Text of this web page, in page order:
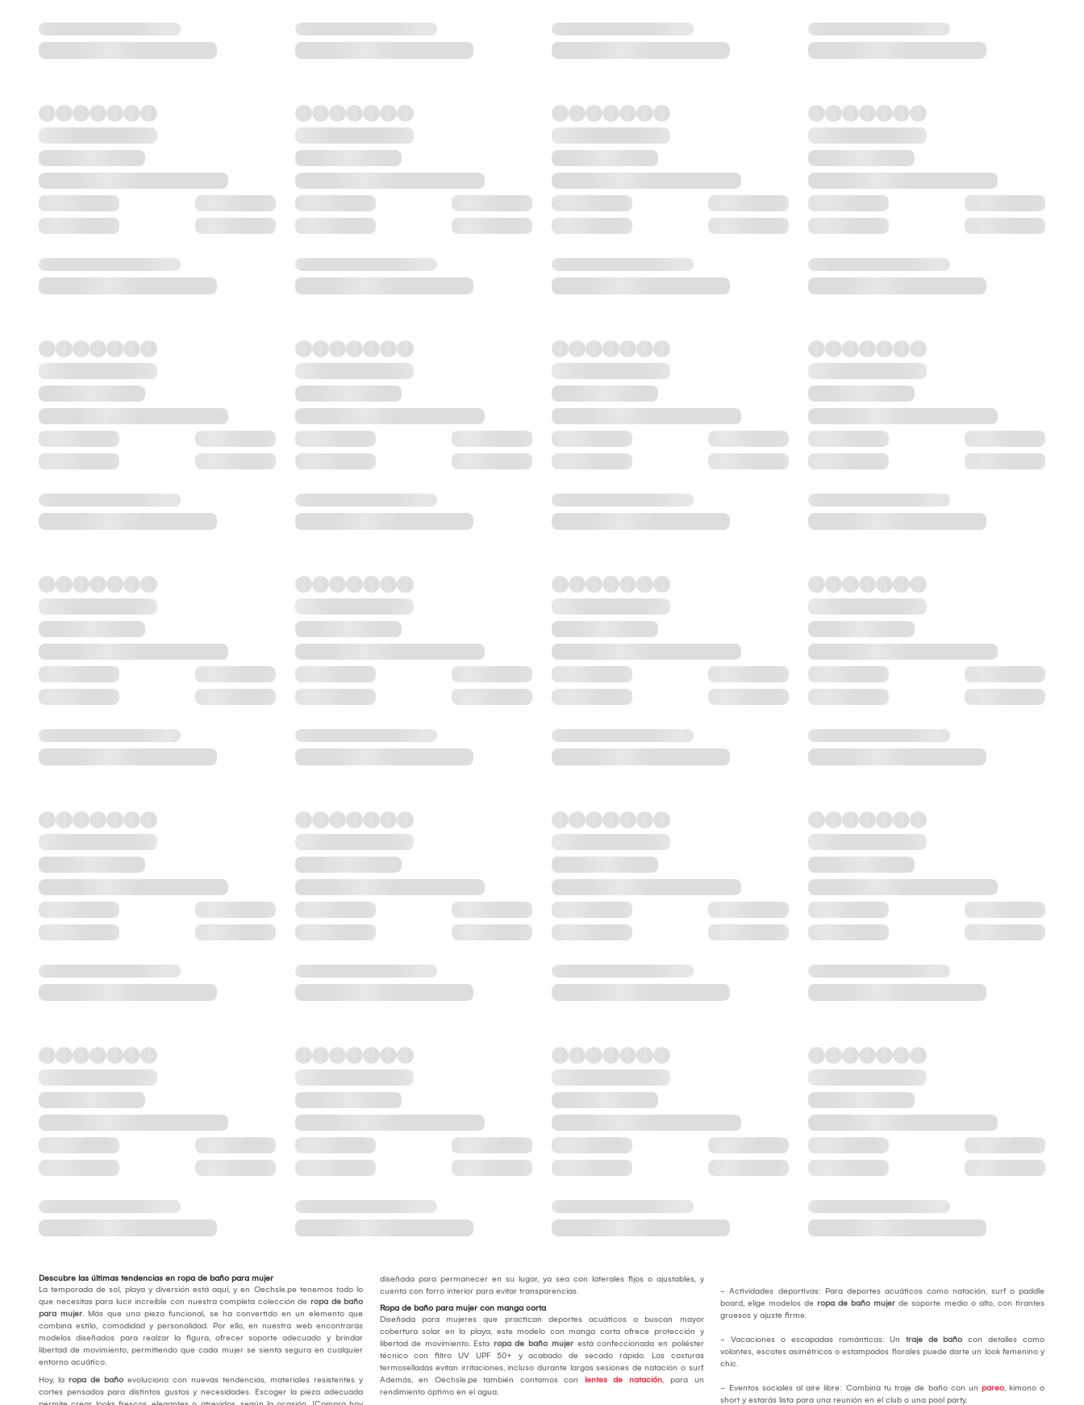
Descubre las últimas tendencias en ropa de baño para mujer
La temporada de sol, playa y diversión está aquí, y en Oechsle.pe tenemos todo lo
que necesitas para lucir increíble con nuestra completa colección de ropa de baño
para mujer. Más que una pieza funcional, se ha convertido en un elemento que
combina estilo, comodidad y personalidad. Por ello, en nuestra web encontrarás
modelos diseñados para realzar la figura, ofrecer soporte adecuado y brindar
libertad de movimiento, permitiendo que cada mujer se sienta segura en cualquier
entorno acuático.
Hoy, la ropa de baño evoluciona con nuevas tendencias, materiales resistentes y
cortes pensados para distintos gustos y necesidades. Escoger la pieza adecuada
diseñada para permanecer en su lugar, ya sea con laterales fijos o ajustables, y
cuenta con forro interior para evitar transparencias.
Ropa de baño para mujer con manga corta
Diseñada para mujeres que practican deportes acuáticos o buscan mayor
cobertura solar en la playa, este modelo con manga corta ofrece protección y
libertad de movimiento. Esta ropa de baño mujer está confeccionada en poliéster
técnico con filtro UV UPF 50+ y acabado de secado rápido. Las costuras
termoselladas evitan irritaciones, incluso durante largas sesiones de natación o surf.
Además, en Oechsle.pe también contamos con
lentes de natación, para un
rendimiento óptimo en el agua.
- Actividades deportivas: Para deportes acuáticos como natación, surf o paddle
board, elige modelos deropa de baño mujerde soporte medio o alto, con tirantes
gruesos y ajuste firme.
- Vacaciones o escapadas románticas: Untraje de baño con detalles como
volantes, escotes asimétricos o estampados florales puede darte un look femenino y
chic.
- Eventos sociales al aire libre: Combina tu traje de baño con unpareo, kimono o
short y estarás lista para una reunión en el club o una pool party.